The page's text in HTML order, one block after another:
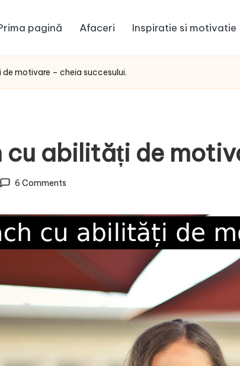
pagină Afaceri Inspiratie si motivatie
motivare – cheia succesului.
cu abilități de
6 Comments